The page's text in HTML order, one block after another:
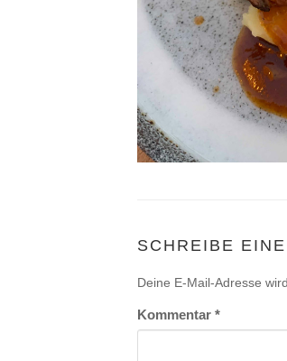
SCHREIBE
Deine E-Mail-Adresse
Kommentar *